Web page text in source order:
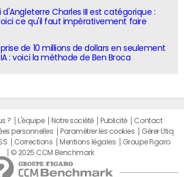
d'Angleterre Charles III est catégorique :
ce qu'il faut impérativement faire
de 10 millions de dollars en seulement
: voici la méthode de Ben Broca
? L'équipe Notre société Publicité
Contact
personnelles Paramétrer les cookies
Gérer Utiq
Corrections Mentions légales
Groupe Figaro
© 2025 CCM Benchmark